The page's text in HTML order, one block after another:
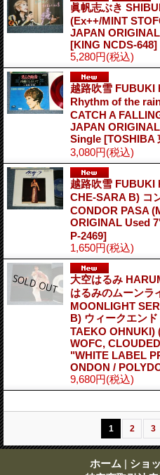
眞帆志ぶき
(Ex++/MINT
JAPAN
[KING NCDS-648]
5,280円(税込)
越路吹雪 FUBUKI
Rhythm of the
CATCH A
JAPAN
Single [TOSHIBA
3,080円(税込)
越路吹雪 FUBUKI
CHE-SARA B) コ
CONDOR PASA
ORIGINAL Used
P-2469]
1,650円(税込)
大空はるみ
はるみのムーンラ
MOONLIGHT
B) ウィークエン
TAEKO OHNUKI)
WOFC,
"WHITE LABEL
ONDON /
9,680円(税込)
1 2 3
ホーム | ショ